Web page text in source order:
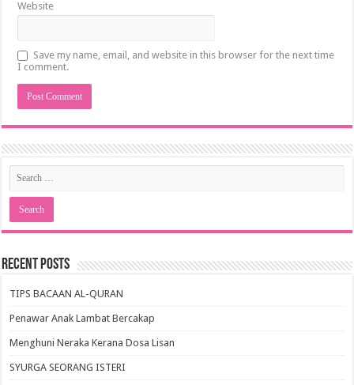
Website
Save my name, email, and website in this browser for the next time
I comment.
Recent Posts
TIPS BACAAN AL-QURAN
Penawar Anak Lambat Bercakap
Menghuni Neraka Kerana Dosa Lisan
SYURGA SEORANG ISTERI